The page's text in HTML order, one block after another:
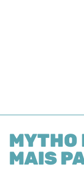
MYTHO
MAIS